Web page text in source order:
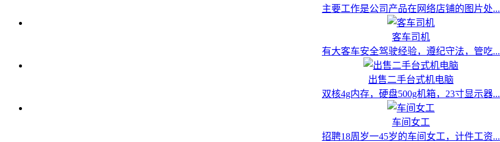
主要工作是公司产品在网络店铺的图片处...
客车司机
有大客车安全驾驶经验，遵纪守法，管吃...
出售二手台式机电脑
双核4g内存，硬盘500g机箱，23寸显示器...
车间女工
招聘18周岁一45岁的车间女工，计件工资...